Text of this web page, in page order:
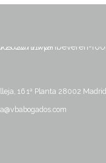
16 1ª Planta 28002 Madrid